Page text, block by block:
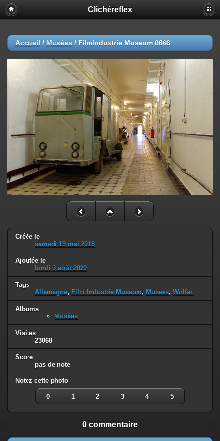
Clichéreflex
Accueil / Musées / Filmindustrie Museum 0666
Créée le
samedi 19 mai 2018
Ajoutée le
lundi 3 août 2020
Tags
Allemagne, Film Industrie Museum, Musees, Wolfen
Albums
Musées
Visites
23068
Score
pas de note
Notez cette photo
0 1 2 3 4 5
0 commentaire